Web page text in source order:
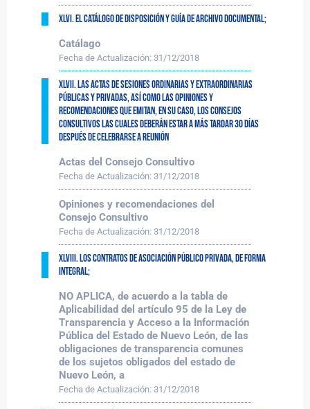
XLVI. El catálogo de disposición y guía de archivo documental;
Catálago
Fecha de Actualización: 31/12/2018
XLVII. Las actas de sesiones ordinarias y extraordinarias
públicas y privadas, así como las opiniones y
recomendaciones que emitan, en su caso, los consejos
consultivos las cuales deberán estar a más tardar 30 días
después de celebrarse a reunión
Actas del Consejo Consultivo
Fecha de Actualización: 31/12/2018
Opiniones y recomendaciones del
Consejo Consultivo
Fecha de Actualización: 31/12/2018
XLVIII. Los contratos de asociación público privada, de forma
integral;
NO APLICA, de acuerdo a la tabla de
Aplicabilidad del artículo 95 de la Ley de
Transparencia y Acceso a la Información
Pública del Estado de Nuevo León, de las
obligaciones de transparencia comunes
de los sujetos obligados del estado de
Nuevo León, a
Fecha de Actualización: 31/12/2018